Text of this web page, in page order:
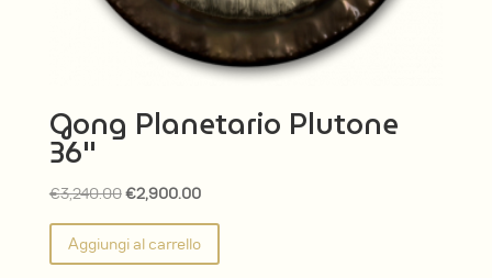
Gong Planetario Plutone
36″
€3,240.00Il
prezzo
originale
era:
€2,900.00Il
prezzo
attuale
è:
Aggiungi al carrello